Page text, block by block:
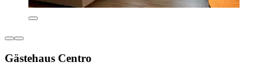
Gästehaus Centro